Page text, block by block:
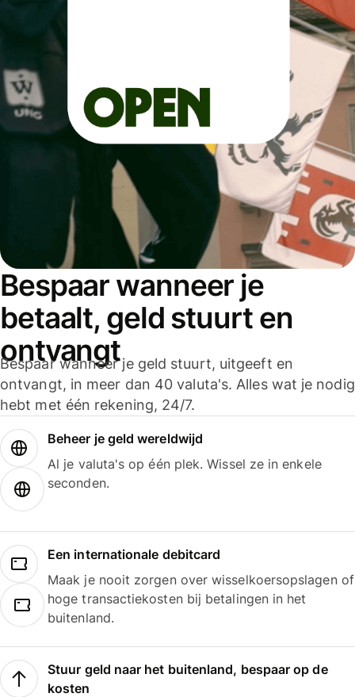
Bespaar wanneer je
betaalt, geld stuurt en
ontvangt
Bespaar wanneer je geld stuurt, uitgeeft en
ontvangt, in meer dan 40 valuta's. Alles wat je nodig
hebt met één rekening, 24/7.
Beheer je geld wereldwijd
Al je valuta's op één plek. Wissel ze in enkele
seconden.
Een internationale debitcard
Maak je nooit zorgen over wisselkoersopslagen of
hoge transactiekosten bij betalingen in het
buitenland.
Stuur geld naar het buitenland, bespaar op de
kosten